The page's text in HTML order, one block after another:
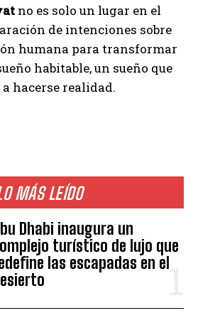
MÁS LEÍDO
Dhabi inaugura un
turístico de lujo que
las escapadas en el
no es solo un lugar en el
de intenciones sobre
humana para transformar
habitable, un sueño que
hacerse realidad.